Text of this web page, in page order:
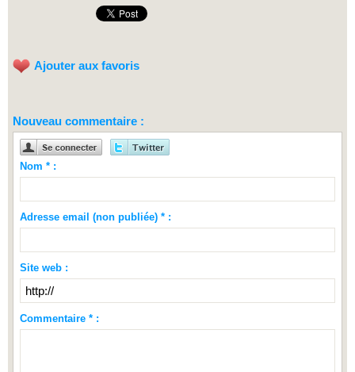
Ajouter aux favoris
Nouveau commentaire :
Nom * :
Adresse email (non publiée) * :
Site web :
Commentaire * :